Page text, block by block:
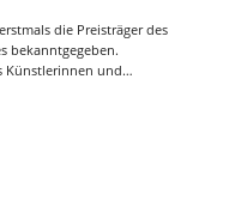
die Preisträger des
bekanntgegeben.
Künstlerinnen und…